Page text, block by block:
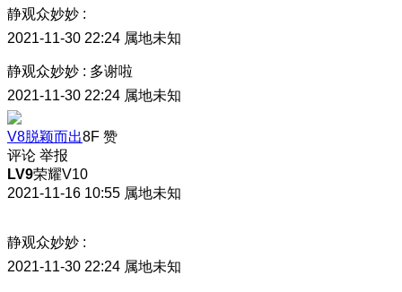
静观众妙妙 :
2021-11-30 22:24 属地未知
静观众妙妙 : 多谢啦
2021-11-30 22:24 属地未知
V8脱颖而出8F 赞
评论 举报
LV9荣耀V10
2021-11-16 10:55 属地未知
静观众妙妙 :
2021-11-30 22:24 属地未知